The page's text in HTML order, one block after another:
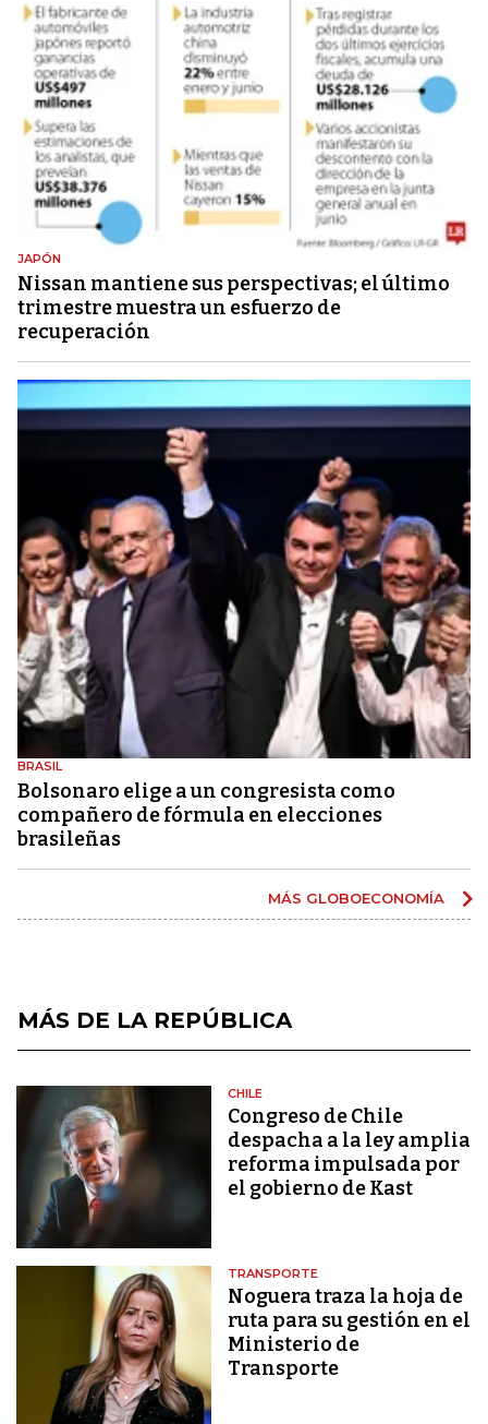
JAPÓN
Nissan mantiene sus perspectivas; el último
trimestre muestra un esfuerzo de
recuperación
BRASIL
Bolsonaro elige a un congresista como
compañero de fórmula en elecciones
brasileñas
MÁS GLOBOECONOMÍA
MÁS DE LA REPÚBLICA
CHILE
Congreso de Chile
despacha a la ley amplia
reforma impulsada por
el gobierno de Kast
TRANSPORTE
Noguera traza la hoja de
ruta para su gestión en el
Ministerio de
Transporte